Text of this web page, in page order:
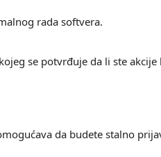
rada softvera.
se potvrđuje da li ste
da budete stalno